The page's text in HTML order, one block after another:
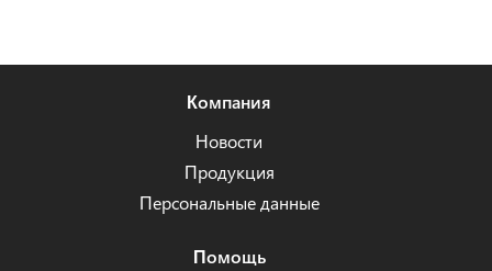
Компания
Новости
Продукция
Персональные данные
Помощь